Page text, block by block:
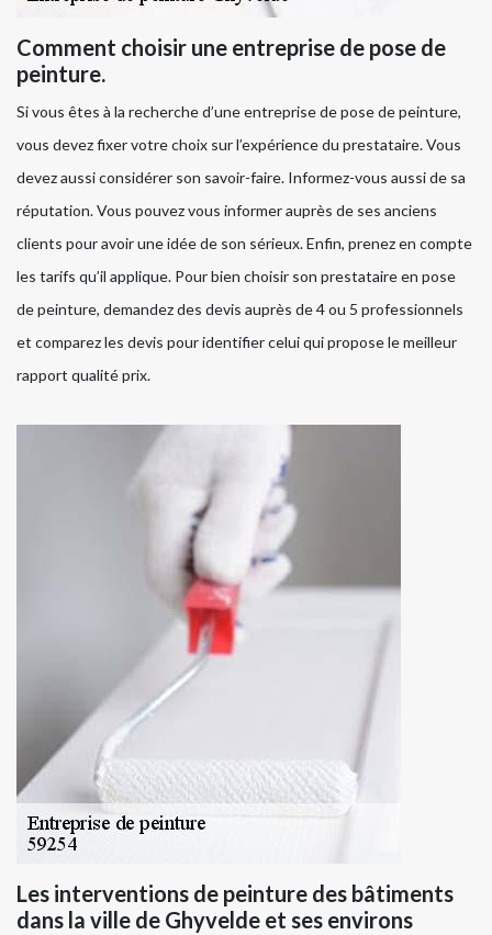
Comment choisir une entreprise de pose de
peinture.
Si vous êtes à la recherche d’une entreprise de pose de peinture,
vous devez fixer votre choix sur l’expérience du prestataire. Vous
devez aussi considérer son savoir-faire. Informez-vous aussi de sa
réputation. Vous pouvez vous informer auprès de ses anciens
clients pour avoir une idée de son sérieux. Enfin, prenez en compte
les tarifs qu’il applique. Pour bien choisir son prestataire en pose
de peinture, demandez des devis auprès de 4 ou 5 professionnels
et comparez les devis pour identifier celui qui propose le meilleur
rapport qualité prix.
Les interventions de peinture des bâtiments
dans la ville de Ghyvelde et ses environs